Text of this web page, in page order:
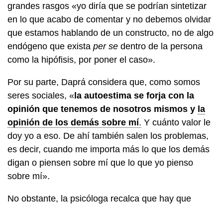
grandes rasgos «yo diría que se podrían sintetizar
en lo que acabo de comentar y no debemos olvidar
que estamos hablando de un constructo, no de algo
endógeno que exista per se dentro de la persona
como la hipófisis, por poner el caso».
Por su parte, Daprá considera que, como somos
seres sociales, «la autoestima se forja con la
opinión que tenemos de nosotros mismos y la
opinión de los demás sobre mí. Y cuánto valor le
doy yo a eso. De ahí también salen los problemas,
es decir, cuando me importa más lo que los demás
digan o piensen sobre mí que lo que yo pienso
sobre mí».
No obstante, la psicóloga recalca que hay que